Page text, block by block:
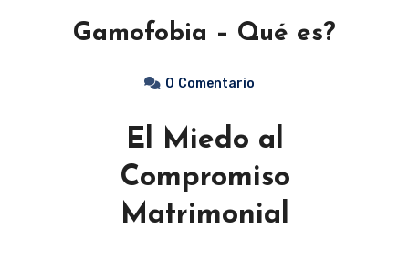
Gamofobia – Qué es?
0 Comentario
El Miedo al
Compromiso
Matrimonial